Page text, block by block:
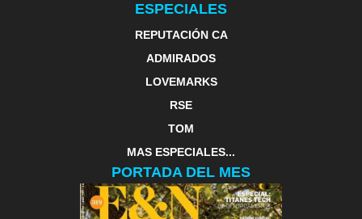
ESPECIALES
REPUTACIÓN CA
ADMIRADOS
LOVEMARKS
RSE
TOM
MAS ESPECIALES...
PORTADA DEL MES